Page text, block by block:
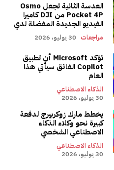
العدسة الثانية تجعل Osmo
Pocket 4P من DJI كاميرا
الفيديو الجديدة المفضلة لدي
مراجعات 30 يوليو، 2026
تؤكد Microsoft أن تطبيق
Copilot الفائق سيأتي هذا
العام
الذكاء الاصطناعي
30 يوليو، 2026
يخطط مارك زوكربيرج لدفعة
كبيرة نحو وكلاء الذكاء
الاصطناعي الشخصي
الذكاء الاصطناعي
30 يوليو، 2026